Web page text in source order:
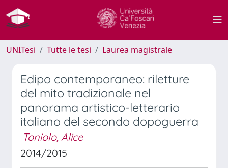
UNITesi Tutte le tesi Laurea magistrale
Edipo contemporaneo: riletture
del mito tradizionale nel
panorama artistico-letterario
italiano del secondo dopoguerra
Toniolo, Alice
2014/2015